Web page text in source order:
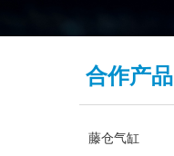
合作产品
藤仓气缸